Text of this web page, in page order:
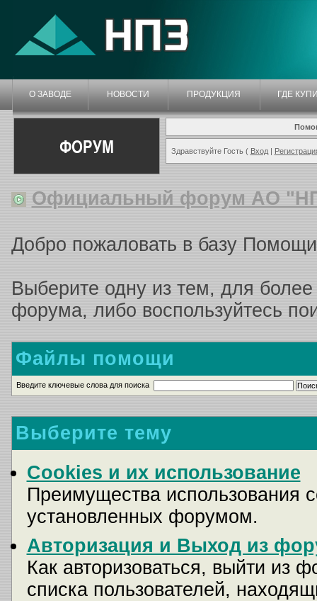
О ЗАВОДЕ НОВОСТИ ПРОДУКЦИЯ ГДЕ
ФОРУМ Здравствуйте Гость ( Вход|
Официальный форум АО
Добро пожаловать в базу
Выберите одну из тем, для
форума, либо воспользуйтесь
Файлы помощи
Введите ключевые слова для поиска
Выберите тему
Cookies и их использование
Преимущества использования
установленных форумом.
Авторизация и Выход из
Как авторизоваться, выйти из
списка пользователей,